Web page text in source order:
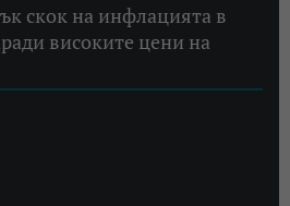
скок на инфлацията в
високите цени на